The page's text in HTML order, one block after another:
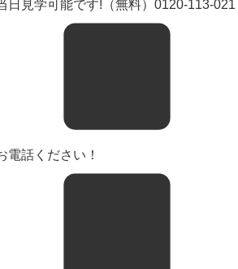
日見学可能です!（無料）0120-113-021
電話ください！